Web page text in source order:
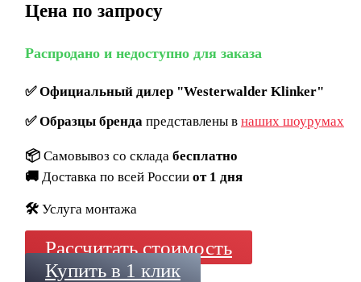
Цена по запросу
Распродано и недоступно для заказа
✅Официальный дилер "Westerwalder Klinker"
✅Образцы брендапредставлены в наших шоурумах
📦 Самовывоз со склада бесплатно
🚚 Доставка по всей России от 1 дня
🛠️ Услуга монтажа
Рассчитать стоимость
Купить в 1 клик